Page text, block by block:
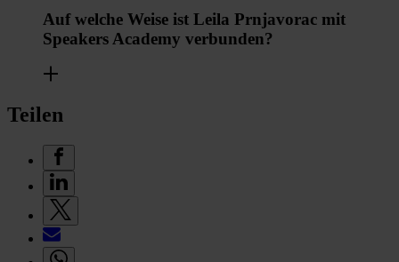
Auf welche Weise ist Leila Prnjavorac mit
Speakers Academy verbunden?
Teilen